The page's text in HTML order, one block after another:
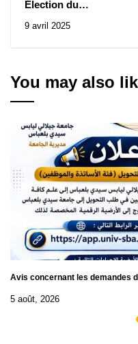
Élection du
Bureau du Comité des
9 avril 2025
You may also
Avis concernant les demandes
5 août, 2026